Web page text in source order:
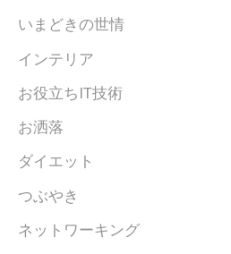
いまどきの世情
インテリア
お役立ちIT技術
お洒落
ダイエット
つぶやき
ネットワーキング